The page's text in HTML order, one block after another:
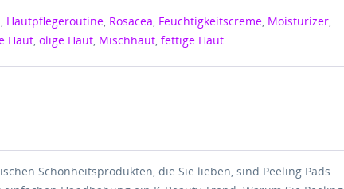
Hautpflegeroutine Rosacea Feuchtigkeitscreme Moisturizer
Haut ,ölige Haut Mischhaut ,fettige Haut
Schönheitsprodukten, die Sie lieben, sind Peeling Pads.